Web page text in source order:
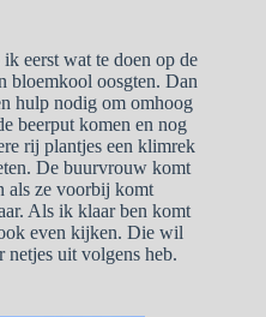
eerst wat te doen op de
bloemkool oosgten. Dan
hulp nodig om omhoog
beerput komen en nog
rij plantjes een klimrek
De buurvrouw komt
als ze voorbij komt
Als ik klaar ben komt
even kijken. Die wil
uit volgens heb.